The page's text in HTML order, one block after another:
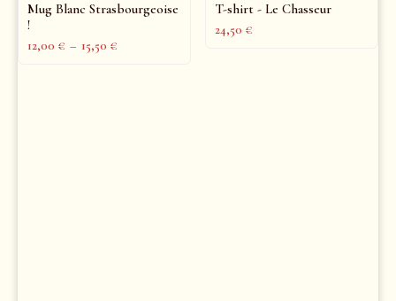
Mug Blanc Strasbourgeoise
!
12,00 € – 15,50 €
T-shirt - Le Chasseur
24,50 €